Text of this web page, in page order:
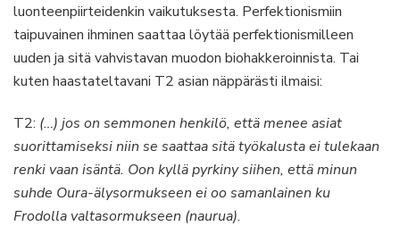
luonteenpiirteidenkin vaikutuksesta. Perfektionismiin
taipuvainen ihminen saattaa löytää perfektionismilleen
uuden ja sitä vahvistavan muodon biohakkeroinnista. Tai
kuten haastateltavani T2 asian näppärästi ilmaisi:
T2: (…) jos on semmonen henkilö, että menee asiat
suorittamiseksi niin se saattaa sitä työkalusta ei tulekaan
renki vaan isäntä. Oon kyllä pyrkiny siihen, että minun
suhde Oura-älysormukseen ei oo samanlainen ku
Frodolla valtasormukseen (naurua).